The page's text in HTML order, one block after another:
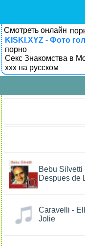
Смотреть онлайн
KISKI.XYZ - Фото
порно
Секс Знакомства в
xxx на русском
Bebu Silvetti
Despues de
Caravelli -
Jolie